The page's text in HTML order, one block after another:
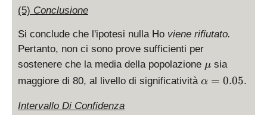
c
=
1.
6
9
1
9
<
0
(5) Conclusione
Si conclude che l'ipotesi nulla Ho viene rifiutato.
Pertanto, non ci sono prove sufficienti per
sostenere che la media della popolazione \
m
u
μ sia
maggiore di 80, al livello di significatività \
α = 0.05.
Intervallo Di Confidenza